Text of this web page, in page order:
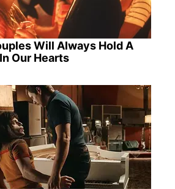
Will Always Hold A
Our Hearts